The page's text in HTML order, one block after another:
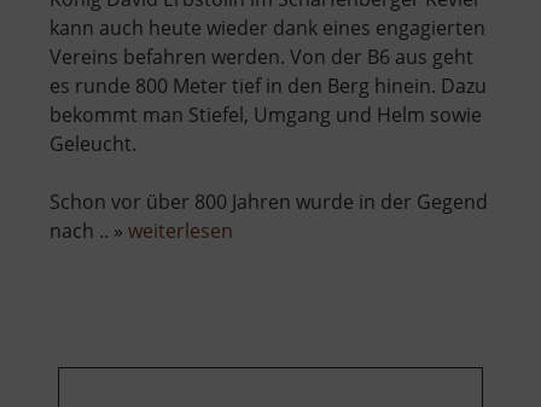
kann auch heute wieder dank eines engagierten
Vereins befahren werden. Von der B6 aus geht
es runde 800 Meter tief in den Berg hinein. Dazu
bekommt man Stiefel, Umgang und Helm sowie
Geleucht.
Schon vor über 800 Jahren wurde in der Gegend
nach .. » weiterlesen